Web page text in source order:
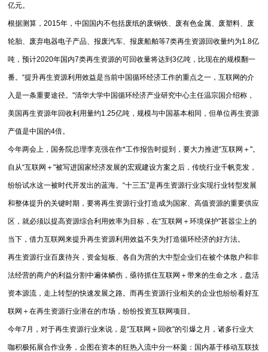
亿元。
根据测算，2015年，中国国内不包括废纸的废钢铁、废有色金属、废塑料、废
轮胎、废弃电器电子产品、报废汽车、报废船舶等7类再生资源回收量约为1.8亿
吨，预计2020年国内7类再生资源的可回收量将达到3亿吨，比现在的规模翻一
番。“提升再生资源利用效益是当前中国循环经济工作的重点之一，互联网的介
入是一条重要途径。"清华大学中国循环经济产业研究中心主任温宗国介绍称，
美国再生资源年回收利用量约1.25亿吨，规模与中国基本相同，但单位再生资源
产值是中国的4倍。
今年两会上，国务院总理李克强在作*工作报告时提到，要大力推进“互联网＋"。
自从“互联网＋"被写进国家经济发展的宏观建设方案之后，传统行业千帆竞发，
纷纷试水这一被时代开发出的蓝海。“十三五"是再生资源行业实现行业转型发展
和整体提升的关键时期，要将再生资源行业打造成为国家、高值资源的重要供应
区，就必须以提高资源综合利用效率为目标，在“互联网＋环境保护"甚嚣尘上的
当下，借力互联网来提升再生资源利用效益不失为打造循环经济的好方法。
再生资源行业百废待兴，资金短板、各自为营的大中型企业们在被个体散户和非
法经营的商户的利益分割中遍体鳞伤，亟待抓住互联网＋带来的生命之水，盘活
资本源流，走上转型的快速发展之路。而再生资源行业相关的企业也纷纷看好互
联网＋在再生资源行业潜在的市场，纷纷投资互联网项目。
今年7月，对于再生资源行业来说，是“互联网＋回收"的引爆之月，诸多行业大
咖积极拓展合作业务，企图在资本的狂热入流中分一杯羹：国内基于移动互联技